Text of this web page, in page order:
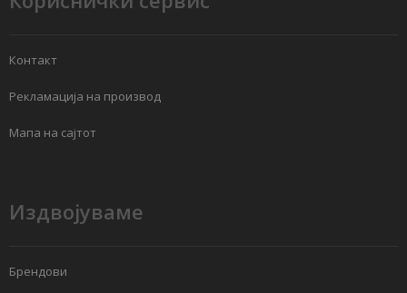
Контакт
Рекламација на производ
Мапа на сајтот
Издвојуваме
Брендови